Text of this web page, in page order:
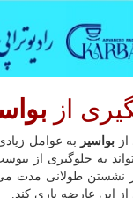
از
بواسیر به عوامل
به جلوگیری از
از نشستن طولانی مدت
این عارضه یاری کند.